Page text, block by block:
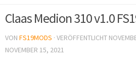
Claas Medion 310 v1.0
VON FS19MODS · VERÖFFENTLICHT
NOVEMBER 15, 2021